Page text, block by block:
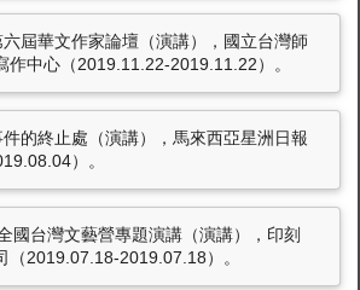
9筆資料 more...
:逸東酒店，CHN, 中國。
）。演講人，第十四屆馬來西
台灣館演講。吉隆坡城中城會展中
馬來西亞。
）。出席國際學術會議，The
conference of the European
for Chinese Studies: China and the
Mapping of Exchange。英國:格拉斯
英國。
屆華文作家論壇（演講），國立台灣師
作中心（2019.11.22-2019.11.22）。
的終止處（演講），馬來西亞星洲日報
）。
國台灣文藝營專題演講（演講），印刻
（2019.07.18-2019.07.18）。